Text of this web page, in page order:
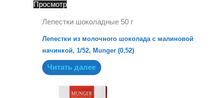
Просмотр
Лепестки шоколадные 50 г
Лепестки из молочного шоколада с малиновой
начинкой, 1/52, Munger (0,52)
Читать далее